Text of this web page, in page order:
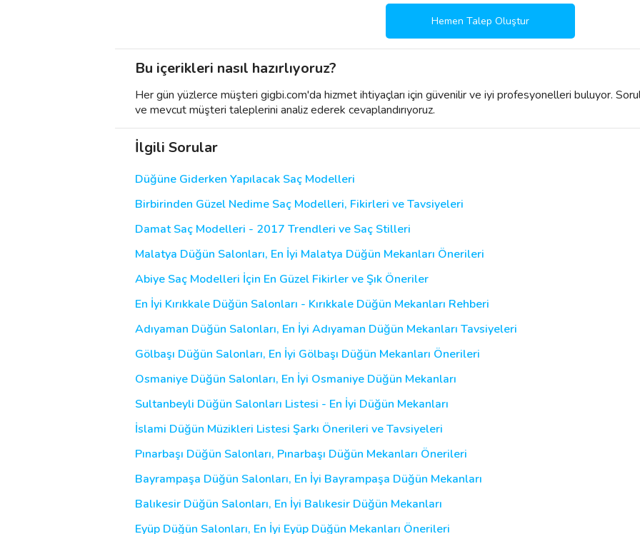
Hemen Talep Oluştur
Bu içerikleri nasıl hazırlıyoruz?
Her gün yüzlerce müşteri gigbi.com'da hizmet ihtiyaçları için güvenilir ve iyi profesyonelleri buluyor.
ve mevcut müşteri taleplerini analiz ederek cevaplandırıyoruz.
İlgili Sorular
Düğüne Giderken Yapılacak Saç Modelleri
Birbirinden Güzel Nedime Saç Modelleri, Fikirleri ve Tavsiyeleri
Damat Saç Modelleri - 2017 Trendleri ve Saç Stilleri
Malatya Düğün Salonları, En İyi Malatya Düğün Mekanları Önerileri
Abiye Saç Modelleri İçin En Güzel Fikirler ve Şık Öneriler
En İyi Kırıkkale Düğün Salonları - Kırıkkale Düğün Mekanları Rehberi
Adıyaman Düğün Salonları, En İyi Adıyaman Düğün Mekanları Tavsiyeleri
Gölbaşı Düğün Salonları, En İyi Gölbaşı Düğün Mekanları Önerileri
Osmaniye Düğün Salonları, En İyi Osmaniye Düğün Mekanları
Sultanbeyli Düğün Salonları Listesi - En İyi Düğün Mekanları
İslami Düğün Müzikleri Listesi Şarkı Önerileri ve Tavsiyeleri
Pınarbaşı Düğün Salonları, Pınarbaşı Düğün Mekanları Önerileri
Bayrampaşa Düğün Salonları, En İyi Bayrampaşa Düğün Mekanları
Balıkesir Düğün Salonları, En İyi Balıkesir Düğün Mekanları
Eyüp Düğün Salonları, En İyi Eyüp Düğün Mekanları Önerileri